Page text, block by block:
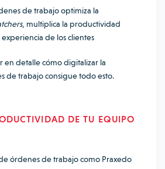
de trabajo optimiza la
, multiplica la productividad
de los clientes
en detalle cómo digitalizar la
de trabajo consigue todo esto.
DE TU EQUIPO
órdenes de trabajo como Praxedo